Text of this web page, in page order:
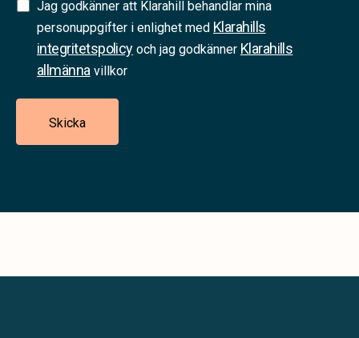
Samtycke
(Required)
Jag godkänner att Klarahill behandlar mina
personuppgifter i enlighet med Klarahills
integritetspolicyoch jag godkänner Klarahills
allmännavillkor
Skicka